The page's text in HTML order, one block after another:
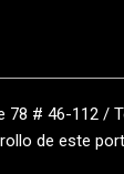
# 46-112 /
de este